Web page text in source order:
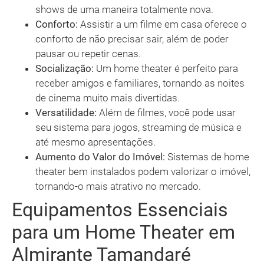
shows de uma maneira totalmente nova.
Conforto: Assistir a um filme em casa oferece o
conforto de não precisar sair, além de poder
pausar ou repetir cenas.
Socialização: Um home theater é perfeito para
receber amigos e familiares, tornando as noites
de cinema muito mais divertidas.
Versatilidade: Além de filmes, você pode usar
seu sistema para jogos, streaming de música e
até mesmo apresentações.
Aumento do Valor do Imóvel: Sistemas de home
theater bem instalados podem valorizar o imóvel,
tornando-o mais atrativo no mercado.
Equipamentos Essenciais
para um Home Theater em
Almirante Tamandaré